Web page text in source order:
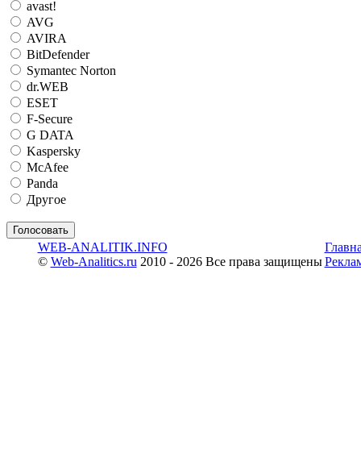
avast!
AVG
AVIRA
BitDefender
Symantec Norton
dr.WEB
ESET
F-Secure
G DATA
Kaspersky
McAfee
Panda
Другое
WEB-ANALITIK.INFO
© Web-Analitics.ru 2010 - 2026 Все права защищены